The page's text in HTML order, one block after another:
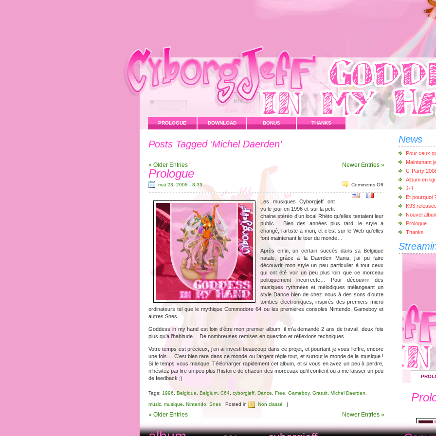
PROLOGUE DOWNLOAD BONUS THANKS
Posts Tagged ‘Michel Daerden’
« Older Entries Newer Entries »
Prologue
mai 23, 2008 - 8:33 Comments Off
Les musiques Cyborgjeff ont
vu le jour en 1996 et sur la petit
chaine stéréo d’un local Rhéto qu’elles testaient leur
public… Bien des années plus tard, le style a
changé, l’artiste a muri, et c’est sur le Web qu’elles
font maintenant le tour du monde…
Après enfin, un certain succès dans sa Belgique
natale, grâce à la Daerden Mania, j’ai pu faire
découvrir mon style un peu particulier à tout ceux
qui ont été voir un peu plus loin que ce morceau
politiquement incorrecte… Pour découvrir des
musiques rythmées et mélodiques mélangeant un
style Dance bien de chez nous à des sons d’outre
tombes électroniques, inspirés des premiers micro
ordinateurs tel que le mythique Commodore 64 ou les premières consoles Nintendo, Gameboy et
autres Snes…
Goddess in my hand est loin d’être mon premier album, il m’a demandé 2 ans de travail, deux fois
plus qu’à l’habitude… De nombreuses remises en question et réflexions techniques…
Votre temps est précieux, j’en ai investi beaucoup dans ce projet, et pourtant je vous l’offre, encore
une fois… C’est bien rare dans ce monde ou l’argent règle tout, et surtout le monde de la musique !
Si le temps vous manque, Télécharger rapidement cet album, et si vous en avez un peu à perdre,
n’hésitez par lire un peu plus l’histoire de chacun des morceaux qu’il contient ou a me laisser un peu
de feedback ;)
Tags: 1996 Belgique Belgium C64 cyborgjeff Dance Free Gameboy, Gratuit Michel Daerden
music musique Nintendo Snes Posted in Non classé |
« Older Entries Newer Entries »
News
Pour ceux
Maintenant
C-Party
Album en
J-1
Et pourquoi
K93
Nouvel
Prologue
Thanks